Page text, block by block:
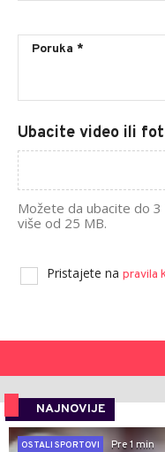
Ubacite video ili
Možete da ubacite do
više od 25 MB.
Pristajete na pravila
NAJNOVIJE
OSTALI SPORTOVI
Pre 1 min